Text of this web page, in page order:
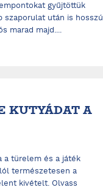
gyűjtöttük
szaporulat után is hosszú
marad majd....
KUTYÁDAT A
a türelem és a játék
természetesen a
kivételt. Olvass